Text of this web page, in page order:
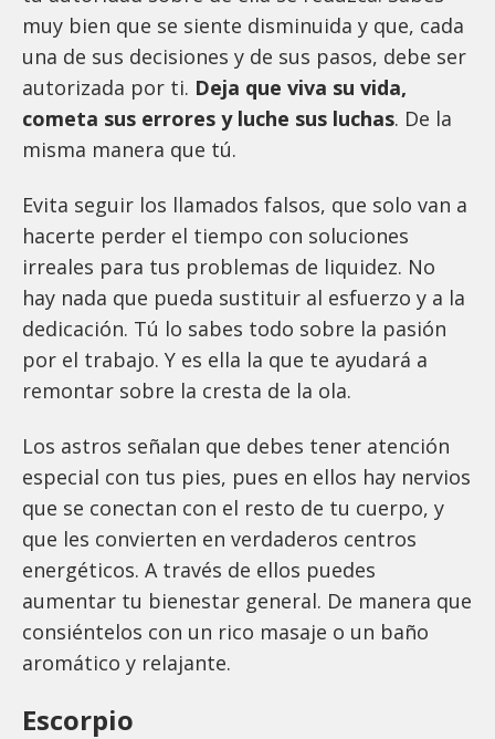
muy bien que se siente disminuida y que, cada
una de sus decisiones y de sus pasos, debe ser
autorizada por ti. Deja que viva su vida,
cometa sus errores y luche sus luchas. De la
misma manera que tú.
Evita seguir los llamados falsos, que solo van a
hacerte perder el tiempo con soluciones
irreales para tus problemas de liquidez. No
hay nada que pueda sustituir al esfuerzo y a la
dedicación. Tú lo sabes todo sobre la pasión
por el trabajo. Y es ella la que te ayudará a
remontar sobre la cresta de la ola.
Los astros señalan que debes tener atención
especial con tus pies, pues en ellos hay nervios
que se conectan con el resto de tu cuerpo, y
que les convierten en verdaderos centros
energéticos. A través de ellos puedes
aumentar tu bienestar general. De manera que
consiéntelos con un rico masaje o un baño
aromático y relajante.
Escorpio